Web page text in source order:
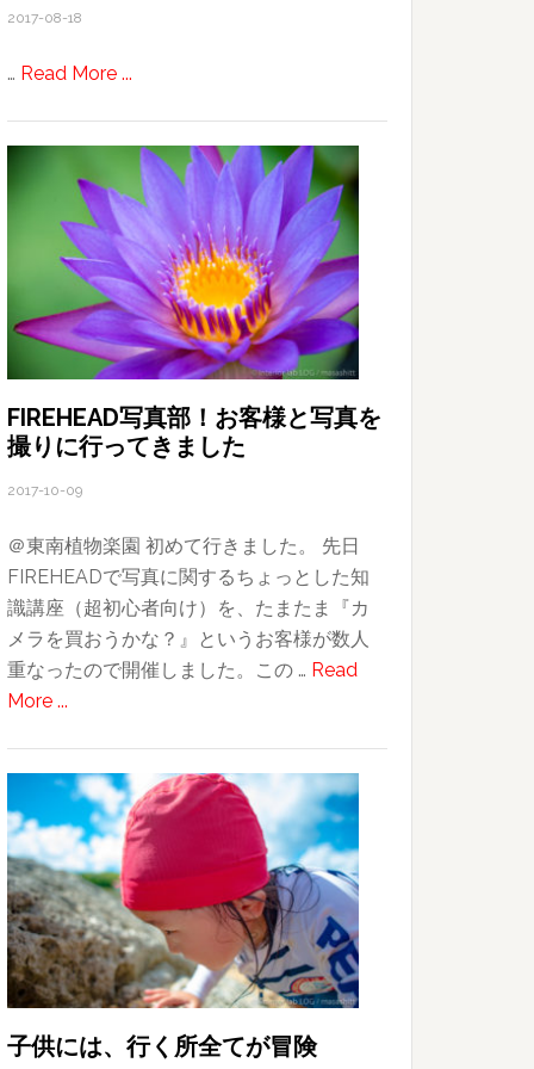
ン
ト
に
加
し
て〜
2017-08-18
… Read More ...
December
2016
FIREHEAD写真部！お客様と写真を
撮りに行ってきました
2017-10-09
＠東南植物楽園 初めて行きました。 先日
FIREHEADで写真に関するちょっとした知
識講座（超初心者向け）を、たまたま『カ
メラを買おうかな？』というお客様が数人
重なったので開催しました。この … Read
More ...
真
部！
お
客
様
と
写
真
を
子供には、行く所全てが冒険